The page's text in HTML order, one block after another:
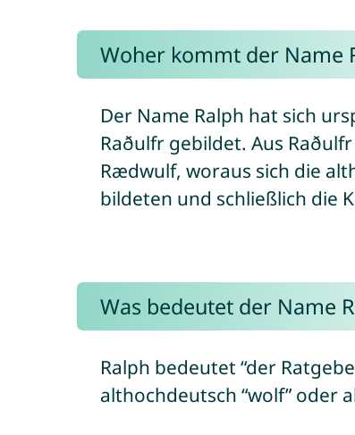
Woher kommt der Name
Der Name Ralph hat sich
Raðulfr gebildet. Aus
Rædwulf, woraus sich die
bildeten und schließlich die
Was bedeutet der Name
Ralph bedeutet “der
althochdeutsch “wolf” oder